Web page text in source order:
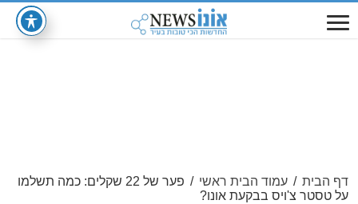
דף הבית / עמוד הבית ראשי /
פער של 22 שקלים: כמה תשלמו
על טסטר צ'ויס בבקעת אונו?